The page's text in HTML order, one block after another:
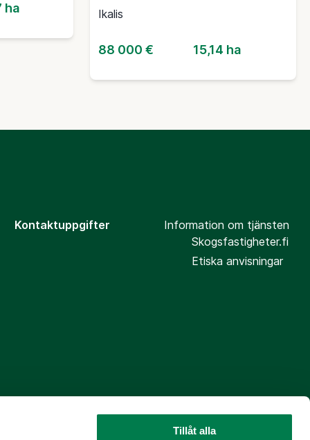
Tillåt alla
ha Ikalis
88 000 € 15,14 ha
Kontaktuppgifter
Information om tjänsten
Skogsfastigheter.fi
Etiska anvisningar